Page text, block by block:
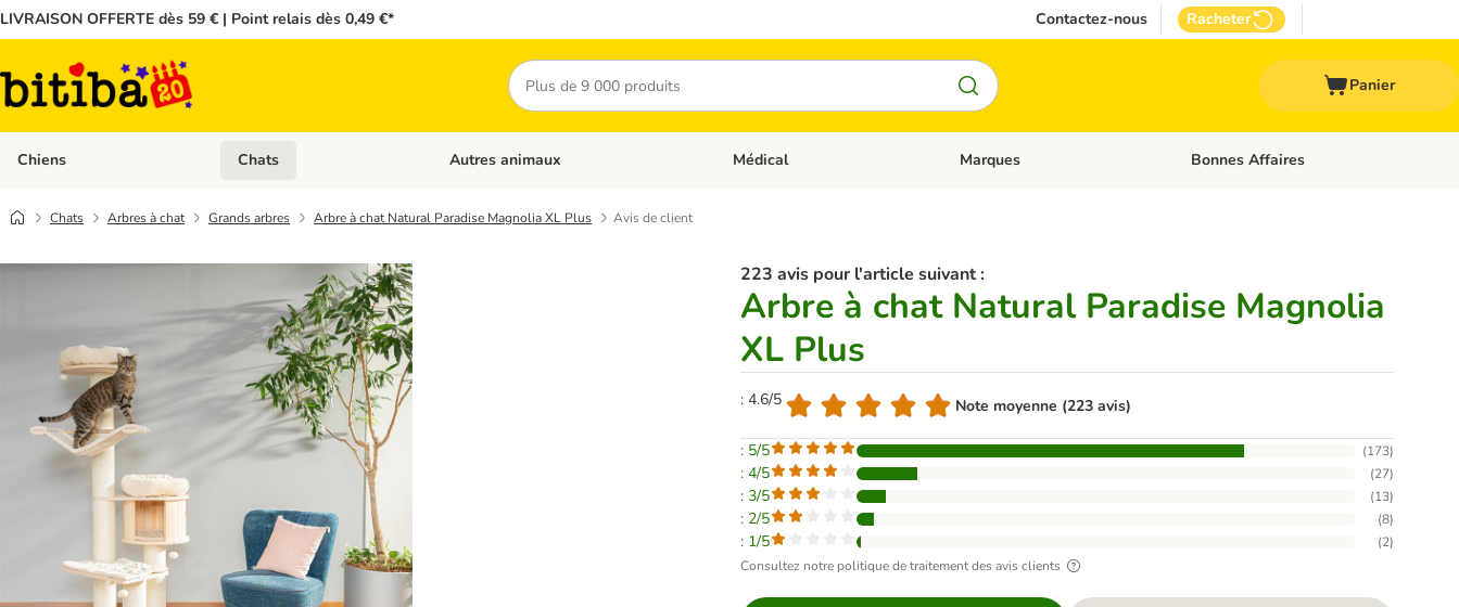
LIVRAISON OFFERTE dès 59 € | Point relais dès 0,49 €* Contactez-nous Racheter
Rechercher
Panier
Chiens Dérouler les catégories: Chiens
Chats Dérouler les catégories: Chats
Autres animaux Dérouler les catégories: Autres animaux
Médical Dérouler les catégories: Médical
Marques Dérouler les catégories: Marques
Bonnes Affaires
Chats Arbres à chat Grands arbres Arbre à chat Natural Paradise Magnolia XL Plus Avis de client
223 avis pour l'article suivant :
Arbre à chat Natural Paradise Magnolia
XL Plus
: 4.6/5 Note moyenne (223 avis)
: 5/5 (173)
: 4/5 (27)
: 3/5 (13)
: 2/5 (8)
: 1/5 (2)
Consultez notre politique de traitement des avis clients